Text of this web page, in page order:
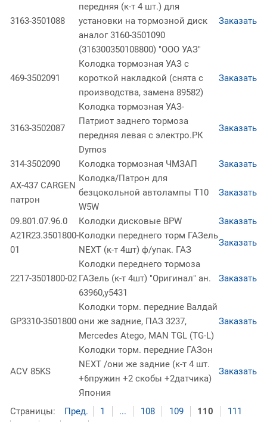
3163-3501088
передняя (к-т 4 шт.) для
установки на тормозной диск
аналог 3160-3501090
(316300350108800) "ООО УАЗ"
Заказать
469-3502091
Колодка тормозная УАЗ с
короткой накладкой (снята с
производства, замена 89582)
Заказать
3163-3502087
Колодка тормозная УАЗ-
Патриот заднего тормоза
передняя левая с электро.РК
Dymos
Заказать
314-3502090 Колодка тормозная ЧМЗАП
Заказать
АХ-437 CARGEN
патрон
Колодка/Патрон для
безцокольной автолампы Т10
W5W
Заказать
09.801.07.96.0 Колодки дисковые BPW
Заказать
A21R23.3501800-
01
Колодки переднего торм ГАЗель
NEXT (к-т 4шт) ф/упак. ГАЗ
Заказать
2217-3501800-02
Колодки переднего тормоза
ГАЗель (к-т 4шт) "Оригинал" ан.
63960,у5431
Заказать
GP3310-3501800
Колодки торм. передние Валдай
они же задние, ПАЗ 3237,
Mercedes Atego, MAN TGL (TG-L)
Заказать
ACV 85KS
Колодки торм. передние ГАЗон
NEXT /они же задние (к-т 4 шт.
+6пружин +2 скобы +2датчика)
Япония
Заказать
Страницы: Пред. 1 ... 108 109 110
111